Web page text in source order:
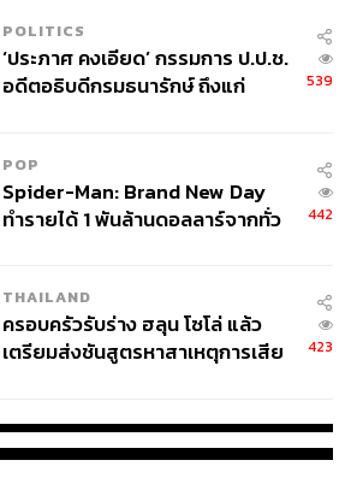
ABOUT THE AUTHOR
ข่าว THE STANDARD WEALTH
ABOUT THE AUTHOR
Content Creator THE STANDARD WEALTH
ผู้สนใจในการเขียนเกี่ยวกับเศรษฐกิจและการ
ลงทุนต่างประเทศ, ชื่นชอบการถ่ายทอดข้อมูล
POLITICS
‘ประภาศ คงเอียด’ กรรมการ ป.ป.ช.
อดีตอธิบดีกรมธนารักษ์ ถึงแก่
539
POP
Spider-Man: Brand New Day
ทำรายได้ 1 พันล้านดอลลาร์จากทั่ว
442
THAILAND
ครอบครัวรับร่าง ฮลุน โซโล่ แล้ว
เตรียมส่งชันสูตรหาสาเหตุการเสีย
423